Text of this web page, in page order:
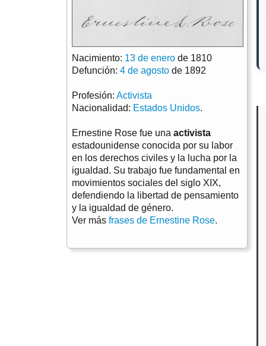
Nacimiento: 13 de enero de 1810
Defunción: 4 de agosto de 1892
Profesión: Activista
Nacionalidad: Estados Unidos.
Ernestine Rose fue una activista
estadounidense conocida por su labor
en los derechos civiles y la lucha por la
igualdad. Su trabajo fue fundamental en
movimientos sociales del siglo XIX,
defendiendo la libertad de pensamiento
y la igualdad de género.
Ver más frases de Ernestine Rose.